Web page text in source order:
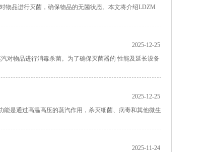
物品进行灭菌，确保物品的无菌状态。本文将介绍LDZM
2025-12-25
对物品进行消毒杀菌。为了确保灭菌器的 性能及延长设备
2025-12-25
是通过高温高压的蒸汽作用，杀灭细菌、病毒和其他微生
2025-11-24